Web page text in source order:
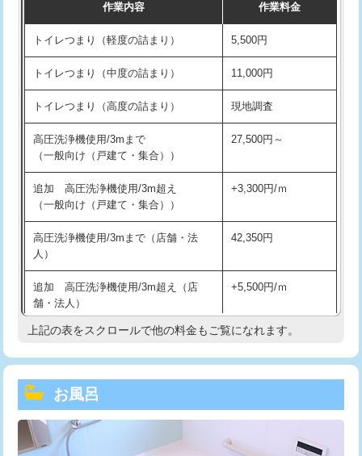
作業内容 作業料金
トイレつまり（軽度の詰まり） 5,500円
トイレつまり（中度の詰まり） 11,000円
トイレつまり（高度の詰まり） 現地調査
高圧洗浄機使用/3mまで
（一般向け（戸建て・集合））
27,500円～
追加 高圧洗浄機使用/3m超え
（一般向け（戸建て・集合））
+3,300円/ｍ
高圧洗浄機使用/3mまで（店舗・法
人）
42,350円
追加 高圧洗浄機使用/3m超え（店
舗・法人）
+5,500円/ｍ
高度高圧洗浄換 現地調査
トーラー機使用/3mまで
追加トーラー機使用/3m超え
上記の表をスクロールで他の料金もご覧になれます。
お風呂